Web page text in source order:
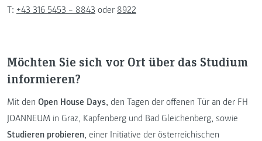
T: +43 316 5453 – 8843 oder 8922
Möchten Sie sich vor Ort über das Studium
informieren?
Mit den Open House Days, den Tagen der offenen Tür an der FH
JOANNEUM in Graz, Kapfenberg und Bad Gleichenberg, sowie
Studieren probieren, einer Initiative der österreichischen